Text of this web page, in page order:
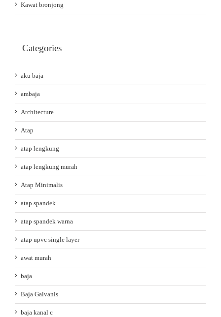
Kawat bronjong
Categories
aku baja
ambaja
Architecture
Atap
atap lengkung
atap lengkung murah
Atap Minimalis
atap spandek
atap spandek warna
atap upvc single layer
awat murah
baja
Baja Galvanis
baja kanal c